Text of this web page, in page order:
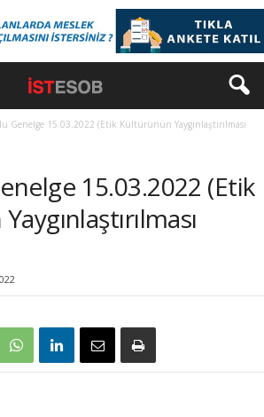
Genelge 15.03.2022 (Etik Kültürünün Yaygınlaştırılması
15.03.2022 (Etik